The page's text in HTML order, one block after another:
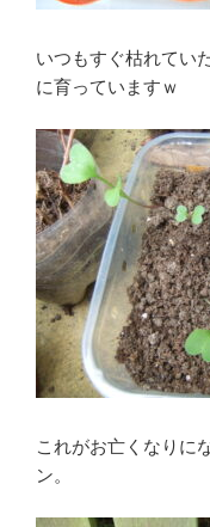
いつもすぐ枯れてい
に育っていますｗ
これがお亡くなりに
ン。